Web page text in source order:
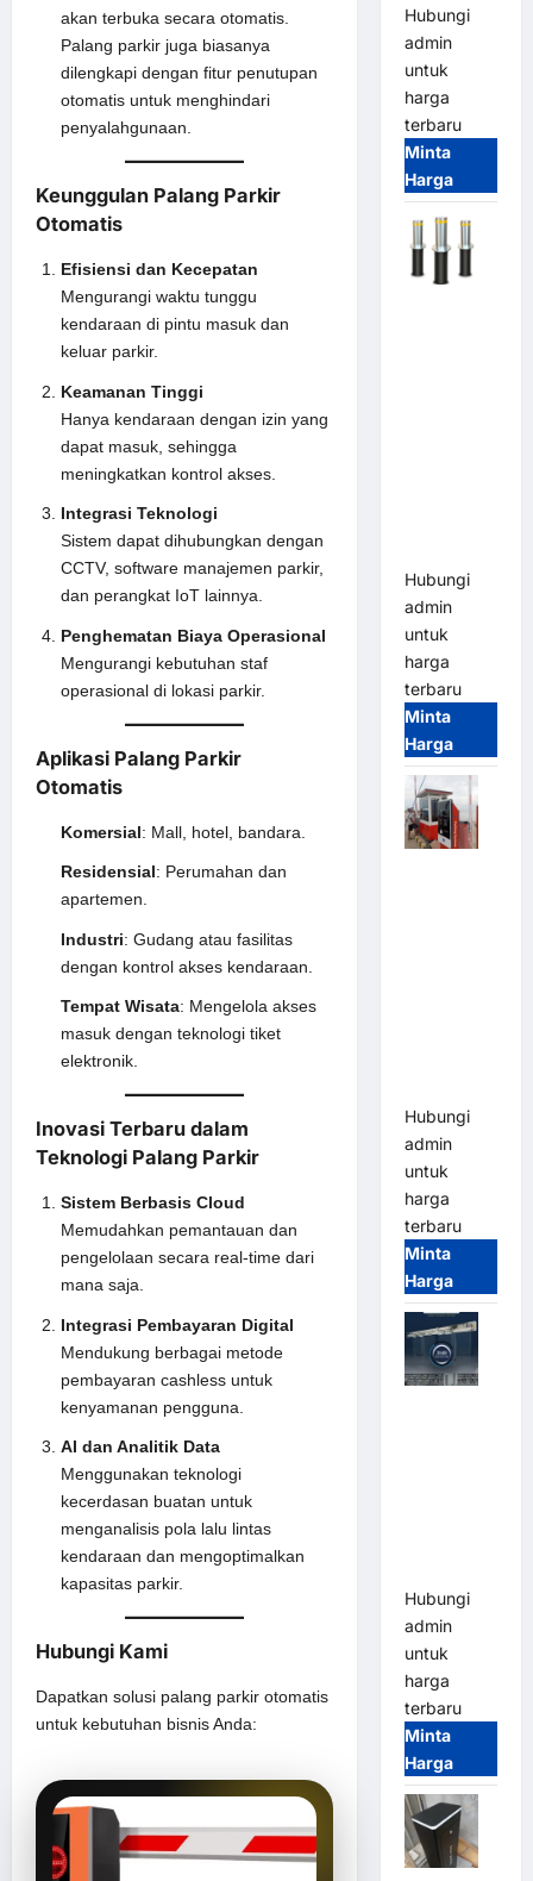
akan terbuka secara otomatis.
Palang parkir juga biasanya
dilengkapi dengan fitur penutupan
otomatis untuk menghindari
penyalahgunaan.
Keunggulan Palang Parkir
Otomatis
Efisiensi dan Kecepatan
Mengurangi waktu tunggu
kendaraan di pintu masuk dan
keluar parkir.
Keamanan Tinggi
Hanya kendaraan dengan izin yang
dapat masuk, sehingga
meningkatkan kontrol akses.
Integrasi Teknologi
Sistem dapat dihubungkan dengan
CCTV, software manajemen parkir,
dan perangkat IoT lainnya.
Penghematan Biaya Operasional
Mengurangi kebutuhan staf
operasional di lokasi parkir.
Aplikasi Palang Parkir
Otomatis
Komersial: Mall, hotel, bandara.
Residensial: Perumahan dan
apartemen.
Industri: Gudang atau fasilitas
dengan kontrol akses kendaraan.
Tempat Wisata: Mengelola akses
masuk dengan teknologi tiket
elektronik.
Inovasi Terbaru dalam
Teknologi Palang Parkir
Sistem Berbasis Cloud
Memudahkan pemantauan dan
pengelolaan secara real-time dari
mana saja.
Integrasi Pembayaran Digital
Mendukung berbagai metode
pembayaran cashless untuk
kenyamanan pengguna.
AI dan Analitik Data
Menggunakan teknologi
kecerdasan buatan untuk
menganalisis pola lalu lintas
kendaraan dan mengoptimalkan
kapasitas parkir.
Hubungi Kami
Dapatkan solusi palang parkir otomatis
untuk kebutuhan bisnis Anda:
Hubungi
admin
untuk
harga
terbaru
Minta
Harga
Hubungi
admin
untuk
harga
terbaru
Minta
Harga
Hubungi
admin
untuk
harga
terbaru
Minta
Harga
Hubungi
admin
untuk
harga
terbaru
Minta
Harga